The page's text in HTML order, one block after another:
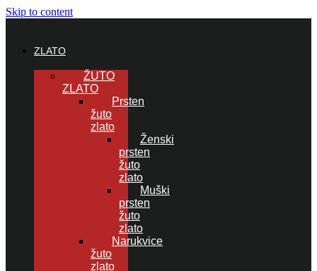
Skip to content
ZLATO
ŽUTO
ZLATO
Prsten
žuto
zlato
Ženski
prsten
žuto
zlato
Muški
prsten
žuto
zlato
Narukvice
žuto
zlato